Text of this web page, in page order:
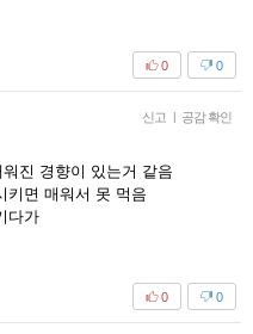
0
0
신고 공감 확인
진 경향이 있는거 같음
키면 매워서 못 먹음
다가
0
0